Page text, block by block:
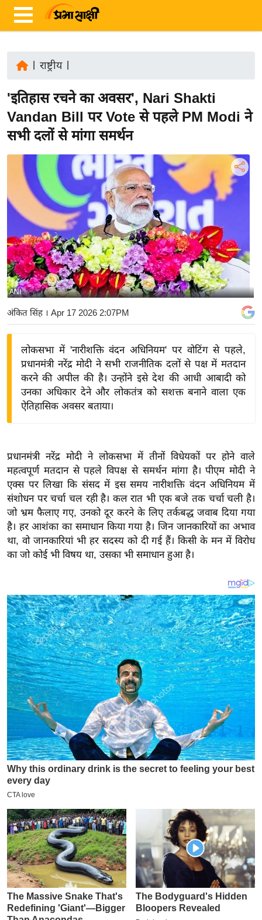
ज़ा
ख
र
अं
र्रा
ष्ट्री
य
बि
ज़
ने
द्यो
वि
शे
ष
ज्ञ
रा
य
ब
ज
खे
ल
क्रि
के
ट
I
P
L
0
2
6
क्रा
इ
म
ई
-
पे
प
र
मि
राष्ट्रीय|
'इतिहास रचने का अवसर', Nari Shakti
Vandan Bill पर Vote से पहले PM Modi ने
सभी दलों से मांगा समर्थन
ANI
अंकित सिंह। Apr 17 2026 2:07PM
लोकसभा में 'नारीशक्ति वंदन अधिनियम' पर वोटिंग से पहले,
प्रधानमंत्री नरेंद्र मोदी ने सभी राजनीतिक दलों से पक्ष में मतदान
करने की अपील की है। उन्होंने इसे देश की आधी आबादी को
उनका अधिकार देने और लोकतंत्र को सशक्त बनाने वाला एक
ऐतिहासिक अवसर बताया।
प्रधानमंत्री नरेंद्र मोदी ने लोकसभा में तीनों विधेयकों पर होने वाले
महत्वपूर्ण मतदान से पहले विपक्ष से समर्थन मांगा है। पीएम मोदी ने
एक्स पर लिखा कि संसद में इस समय नारीशक्ति वंदन अधिनियम में
संशोधन पर चर्चा चल रही है। कल रात भी एक बजे तक चर्चा चली है।
जो भ्रम फैलाए गए, उनको दूर करने के लिए तर्कबद्ध जवाब दिया गया
है। हर आशंका का समाधान किया गया है। जिन जानकारियों का अभाव
था, वो जानकारियां भी हर सदस्य को दी गई हैं। किसी के मन में विरोध
का जो कोई भी विषय था, उसका भी समाधान हुआ है।